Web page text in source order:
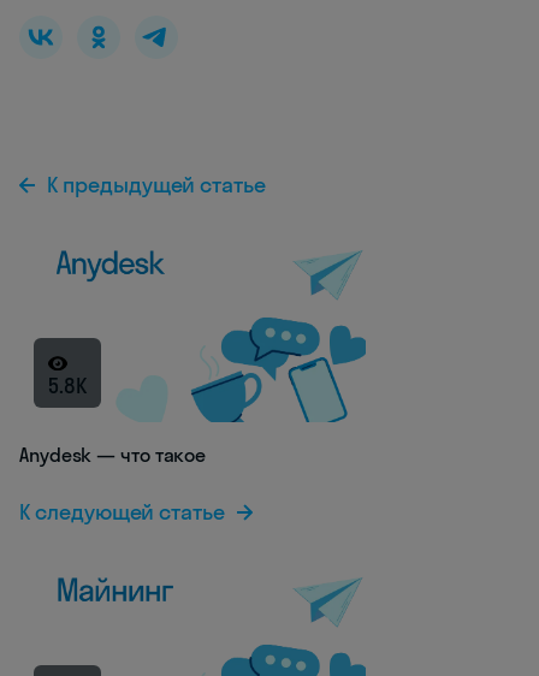
К предыдущей статье
5.8K
Anydesk — что такое
К следующей статье